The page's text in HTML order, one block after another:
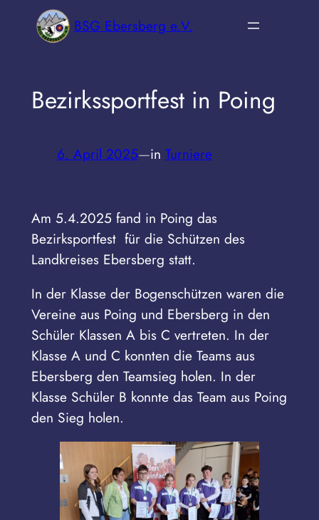
BSG Ebersberg e.V.
Bezirkssportfest in Poing
6. April 2025—in Turniere
Am 5.4.2025 fand in Poing das
Bezirksportfest für die Schützen des
Landkreises Ebersberg statt.
In der Klasse der Bogenschützen waren die
Vereine aus Poing und Ebersberg in den
Schüler Klassen A bis C vertreten. In der
Klasse A und C konnten die Teams aus
Ebersberg den Teamsieg holen. In der
Klasse Schüler B konnte das Team aus Poing
den Sieg holen.